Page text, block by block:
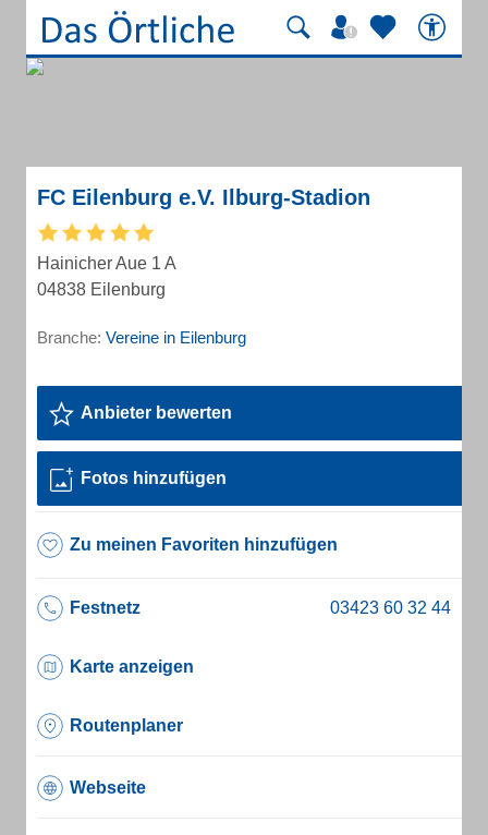
FC Eilenburg e.V. Ilburg-Stadion
Hainicher Aue 1 A
04838 Eilenburg
Branche: Vereine in Eilenburg
Anbieter bewerten
Fotos hinzufügen
Zu meinen Favoriten hinzufügen
Festnetz
Karte anzeigen
Routenplaner
Webseite